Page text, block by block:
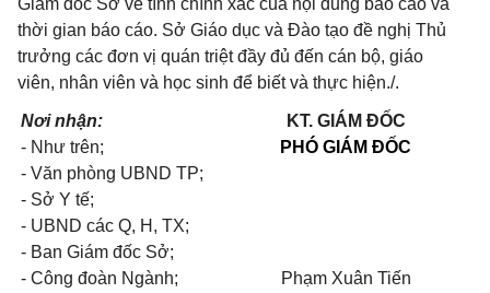
Giám đốc Sở về tính chính xác của nội dung báo cáo và
thời gian báo cáo. Sở Giáo dục và Đào tạo đề nghị Thủ
trưởng các đơn vị quán triệt đầy đủ đến cán bộ, giáo
viên, nhân viên và học sinh để biết và thực hiện./.
Nơi nhận:
- Như trên;
- Văn phòng UBND TP;
- Sở Y tế;
- UBND các Q, H, TX;
- Ban Giám đốc Sở;
- Công đoàn Ngành;
KT. GIÁM ĐỐC
PHÓ GIÁM ĐỐC
Phạm Xuân Tiến